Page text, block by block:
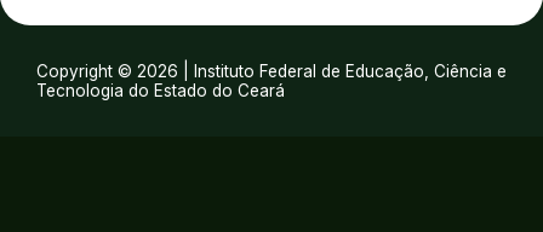
Copyright © 2026 | Instituto Federal de Educação, Ciência e
Tecnologia do Estado do Ceará